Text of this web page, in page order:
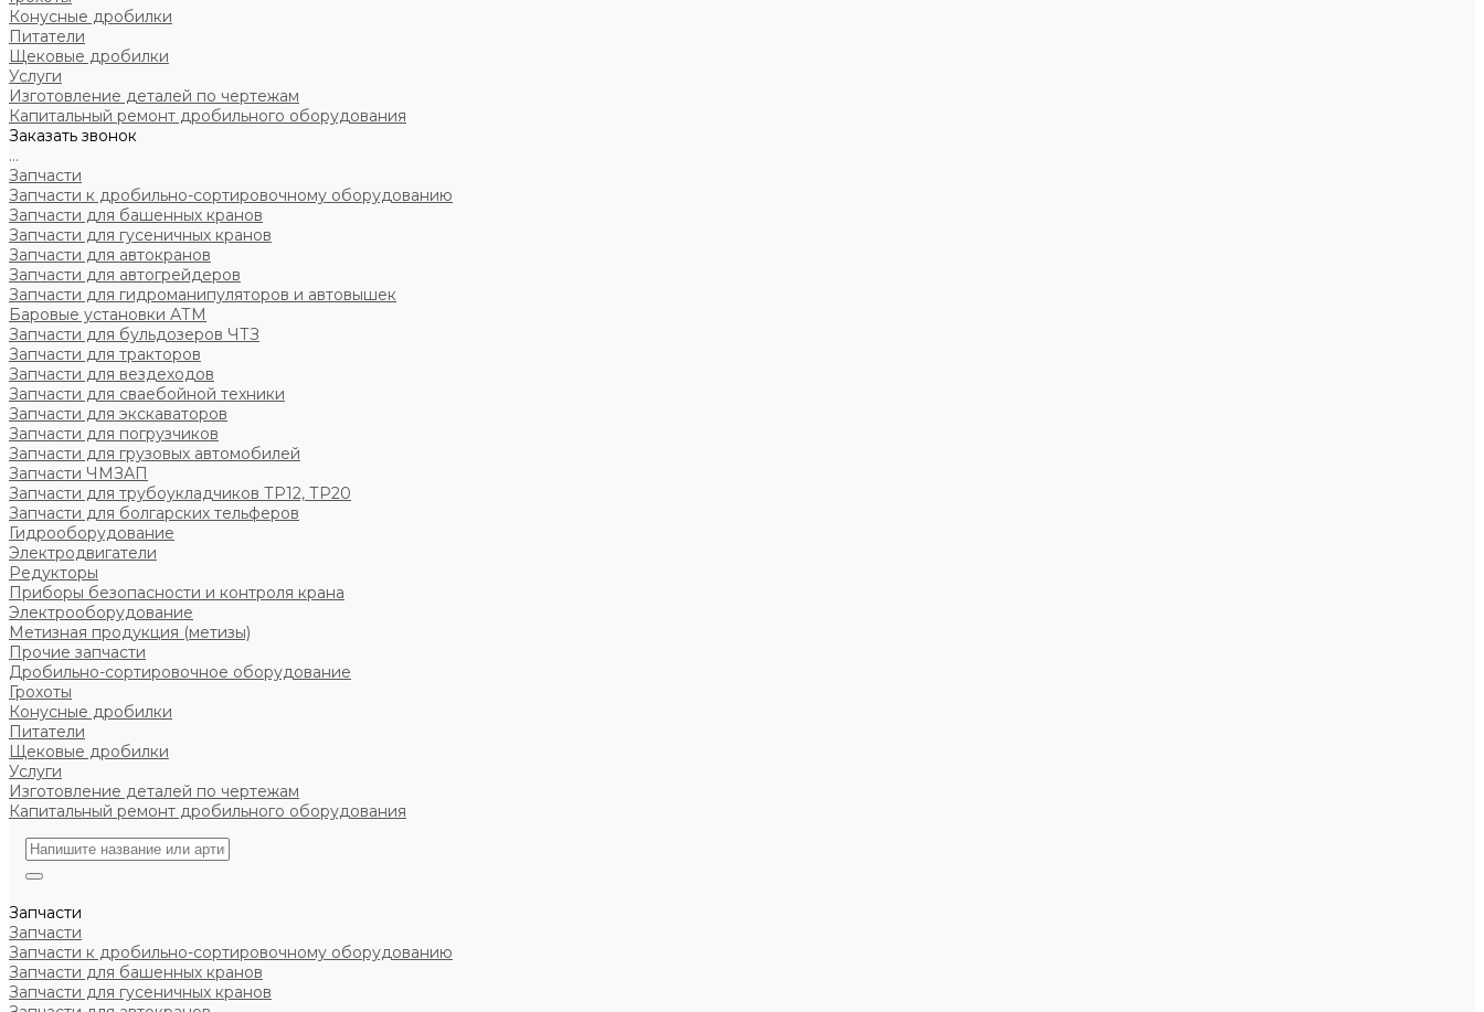
Конусные дробилки
Питатели
Щековые дробилки
Услуги
Изготовление деталей по чертежам
Капитальный ремонт дробильного оборудования
Заказать звонок
...
Запчасти
Запчасти к дробильно-сортировочному оборудованию
Запчасти для башенных кранов
Запчасти для гусеничных кранов
Запчасти для автокранов
Запчасти для автогрейдеров
Запчасти для гидроманипуляторов и автовышек
Баровые установки АТМ
Запчасти для бульдозеров ЧТЗ
Запчасти для тракторов
Запчасти для вездеходов
Запчасти для сваебойной техники
Запчасти для экскаваторов
Запчасти для погрузчиков
Запчасти для грузовых автомобилей
Запчасти ЧМЗАП
Запчасти для трубоукладчиков ТР12, ТР20
Запчасти для болгарских тельферов
Гидрооборудование
Электродвигатели
Редукторы
Приборы безопасности и контроля крана
Электрооборудование
Метизная продукция (метизы)
Прочие запчасти
Дробильно-сортировочное оборудование
Грохоты
Конусные дробилки
Питатели
Щековые дробилки
Услуги
Изготовление деталей по чертежам
Капитальный ремонт дробильного оборудования
Запчасти
Запчасти
Запчасти к дробильно-сортировочному оборудованию
Запчасти для башенных кранов
Запчасти для гусеничных кранов